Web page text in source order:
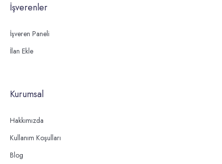
İşverenler
İşveren Paneli
İlan Ekle
Kurumsal
Hakkımızda
Kullanım Koşulları
Blog